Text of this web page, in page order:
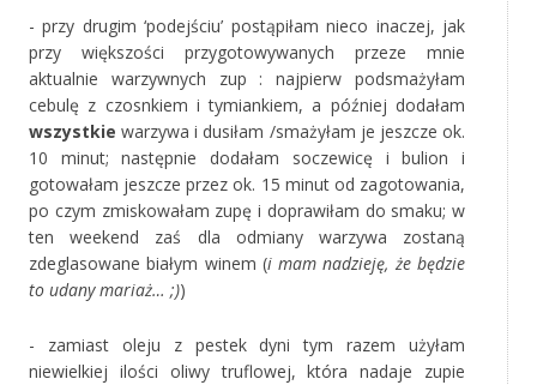
- przy drugim ‘podejściu’ postąpiłam nieco inaczej, jak
przy większości przygotowywanych przeze mnie
aktualnie warzywnych zup : najpierw podsmażyłam
cebulę z czosnkiem i tymiankiem, a później dodałam
wszystkie warzywa i dusiłam /smażyłam je jeszcze ok.
10 minut; następnie dodałam soczewicę i bulion i
gotowałam jeszcze przez ok. 15 minut od zagotowania,
po czym zmiskowałam zupę i doprawiłam do smaku; w
ten weekend zaś dla odmiany warzywa zostaną
zdeglasowane białym winem (i mam nadzieję, że będzie
to udany mariaż… ;))
- zamiast oleju z pestek dyni tym razem użyłam
niewielkiej ilości oliwy truflowej, która nadaje zupie